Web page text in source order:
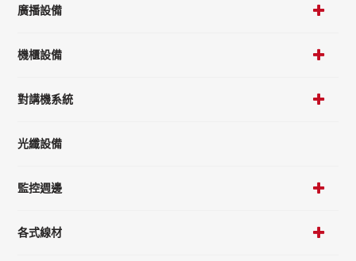
廣播設備
機櫃設備
對講機系統
光纖設備
監控週邊
各式線材